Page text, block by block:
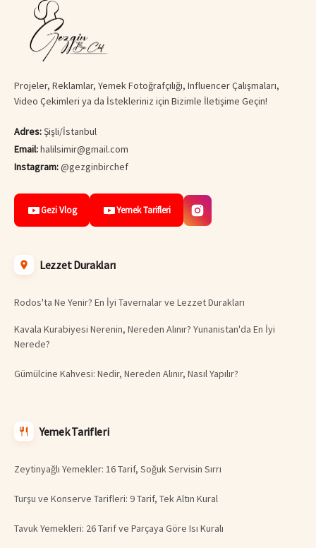
Projeler, Reklamlar, Yemek Fotoğrafçılığı, Influencer Çalışmaları,
Video Çekimleri ya da İstekleriniz için Bizimle İletişime Geçin!
Adres:Şişli/İstanbul
Email:halilsimir@gmail.com
Instagram:@gezginbirchef
Gezi Vlog Yemek Tarifleri
Lezzet Durakları
Rodos'ta Ne Yenir? En İyi Tavernalar ve Lezzet Durakları
Kavala Kurabiyesi Nerenin, Nereden Alınır? Yunanistan'da En İyi
Nerede?
Gümülcine Kahvesi: Nedir, Nereden Alınır, Nasıl Yapılır?
Yemek Tarifleri
Zeytinyağlı Yemekler: 16 Tarif, Soğuk Servisin Sırrı
Turşu ve Konserve Tarifleri: 9 Tarif, Tek Altın Kural
Tavuk Yemekleri: 26 Tarif ve Parçaya Göre Isı Kuralı